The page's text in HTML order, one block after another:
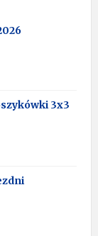
3x3